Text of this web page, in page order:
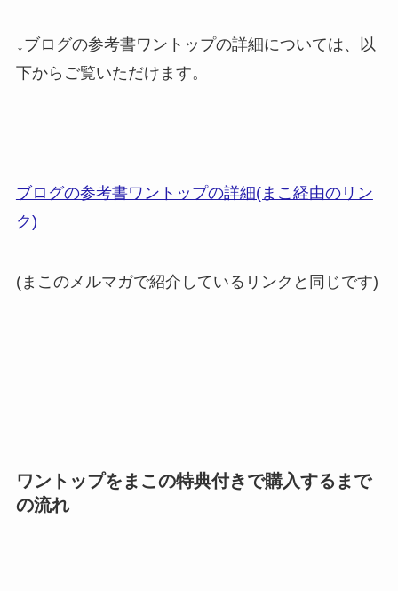
↓ブログの参考書ワントップの詳細については、以
下からご覧いただけます。
ブログの参考書ワントップの詳細(まこ経由のリン
ク)
(まこのメルマガで紹介しているリンクと同じです)
ワントップをまこの特典付きで購入するまで
の流れ